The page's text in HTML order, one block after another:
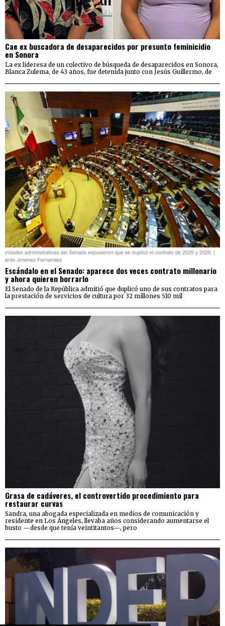
Cae ex buscadora de desaparecidos por presunto feminicidio
en Sonora
La ex lideresa de un colectivo de búsqueda de desaparecidos en Sonora,
Blanca Zulema, de 43 años, fue detenida junto con Jesús Guillermo, de
Escándalo en el Senado: aparece dos veces contrato millonario
y ahora quieren borrarlo
El Senado de la República admitió que duplicó uno de sus contratos para
la prestación de servicios de cultura por 32 millones 510 mil
Grasa de cadáveres, el controvertido procedimiento para
restaurar curvas
Sandra, una abogada especializada en medios de comunicación y
residente en Los Ángeles, llevaba años considerando aumentarse el
busto —desde que tenía veintitantos—, pero